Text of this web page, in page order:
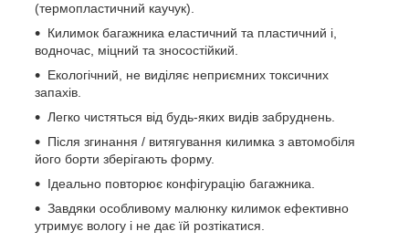
(термопластичний каучук).
Килимок багажника еластичний та пластичний і,
водночас, міцний та зносостійкий.
Екологічний, не виділяє неприємних токсичних
запахів.
Легко чистяться від будь-яких видів забруднень.
Після згинання / витягування килимка з автомобіля
його борти зберігають форму.
Ідеально повторює конфігурацію багажника.
Завдяки особливому малюнку килимок ефективно
утримує вологу і не дає їй розтікатися.